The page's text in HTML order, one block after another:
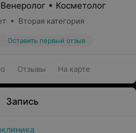
• Косметолог
• Вторая категория
Оставить первый отзыв
Отзывы На карте
Запись